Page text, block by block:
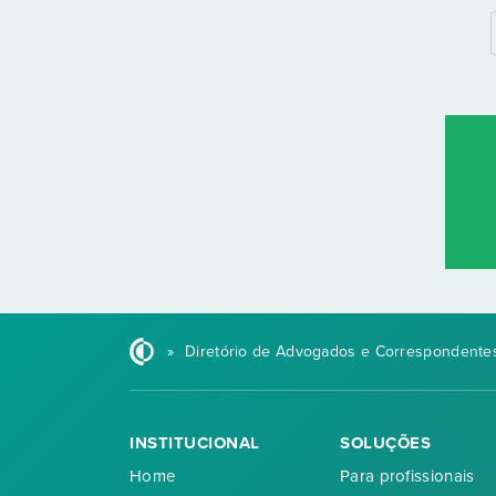
» Diretório de Advogados e
INSTITUCIONAL
Home
SOLUÇÕES
Para profissionais